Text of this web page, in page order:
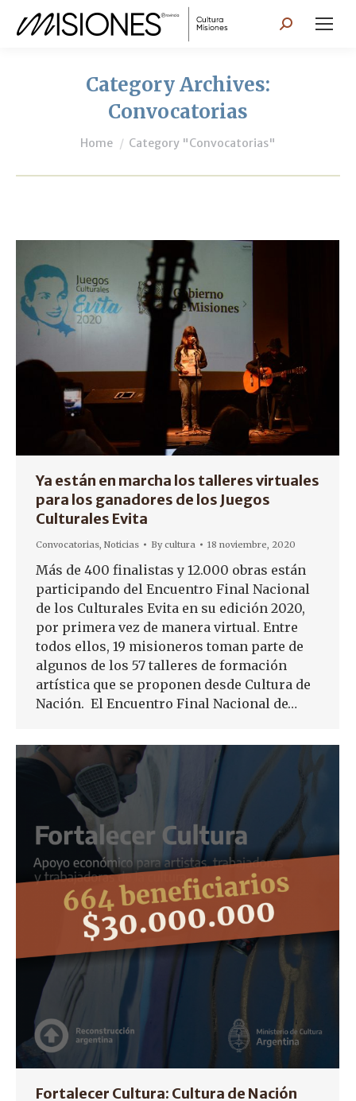
Search:
Category Archives:
Convocatorias
You are here:
Home Category "Convocatorias"
Ya están en marcha los talleres virtuales
para los ganadores de los Juegos
Culturales Evita
Convocatorias, Noticias Bycultura 18 noviembre, 2020
Más de 400 finalistas y 12.000 obras están
participando del Encuentro Final Nacional
de los Culturales Evita en su edición 2020,
por primera vez de manera virtual. Entre
todos ellos, 19 misioneros toman parte de
algunos de los 57 talleres de formación
artística que se proponen desde Cultura de
Nación. El Encuentro Final Nacional de…
Fortalecer Cultura: Cultura de Nación